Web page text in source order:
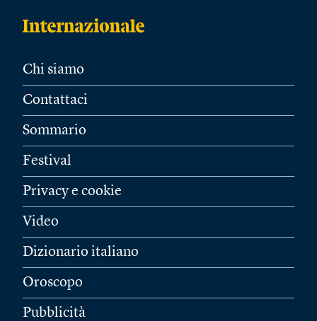
Chi siamo
Contattaci
Sommario
Festival
Privacy e cookie
Video
Dizionario italiano
Oroscopo
Pubblicità